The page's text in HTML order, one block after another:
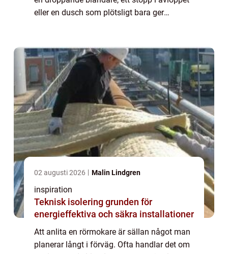
eller en dusch som plötsligt bara ger
Götebor...
02 augusti 2026 Malin Lindgren
inspiration
Teknisk isolering grunden för
energieffektiva och säkra installationer
Att anlita en rörmokare är sällan något man
planerar långt i förväg. Ofta handlar det om